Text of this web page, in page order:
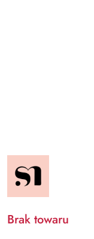
NAZWA
PRODUCENTA:
STARA
MYDLARNIA
Brak towaru